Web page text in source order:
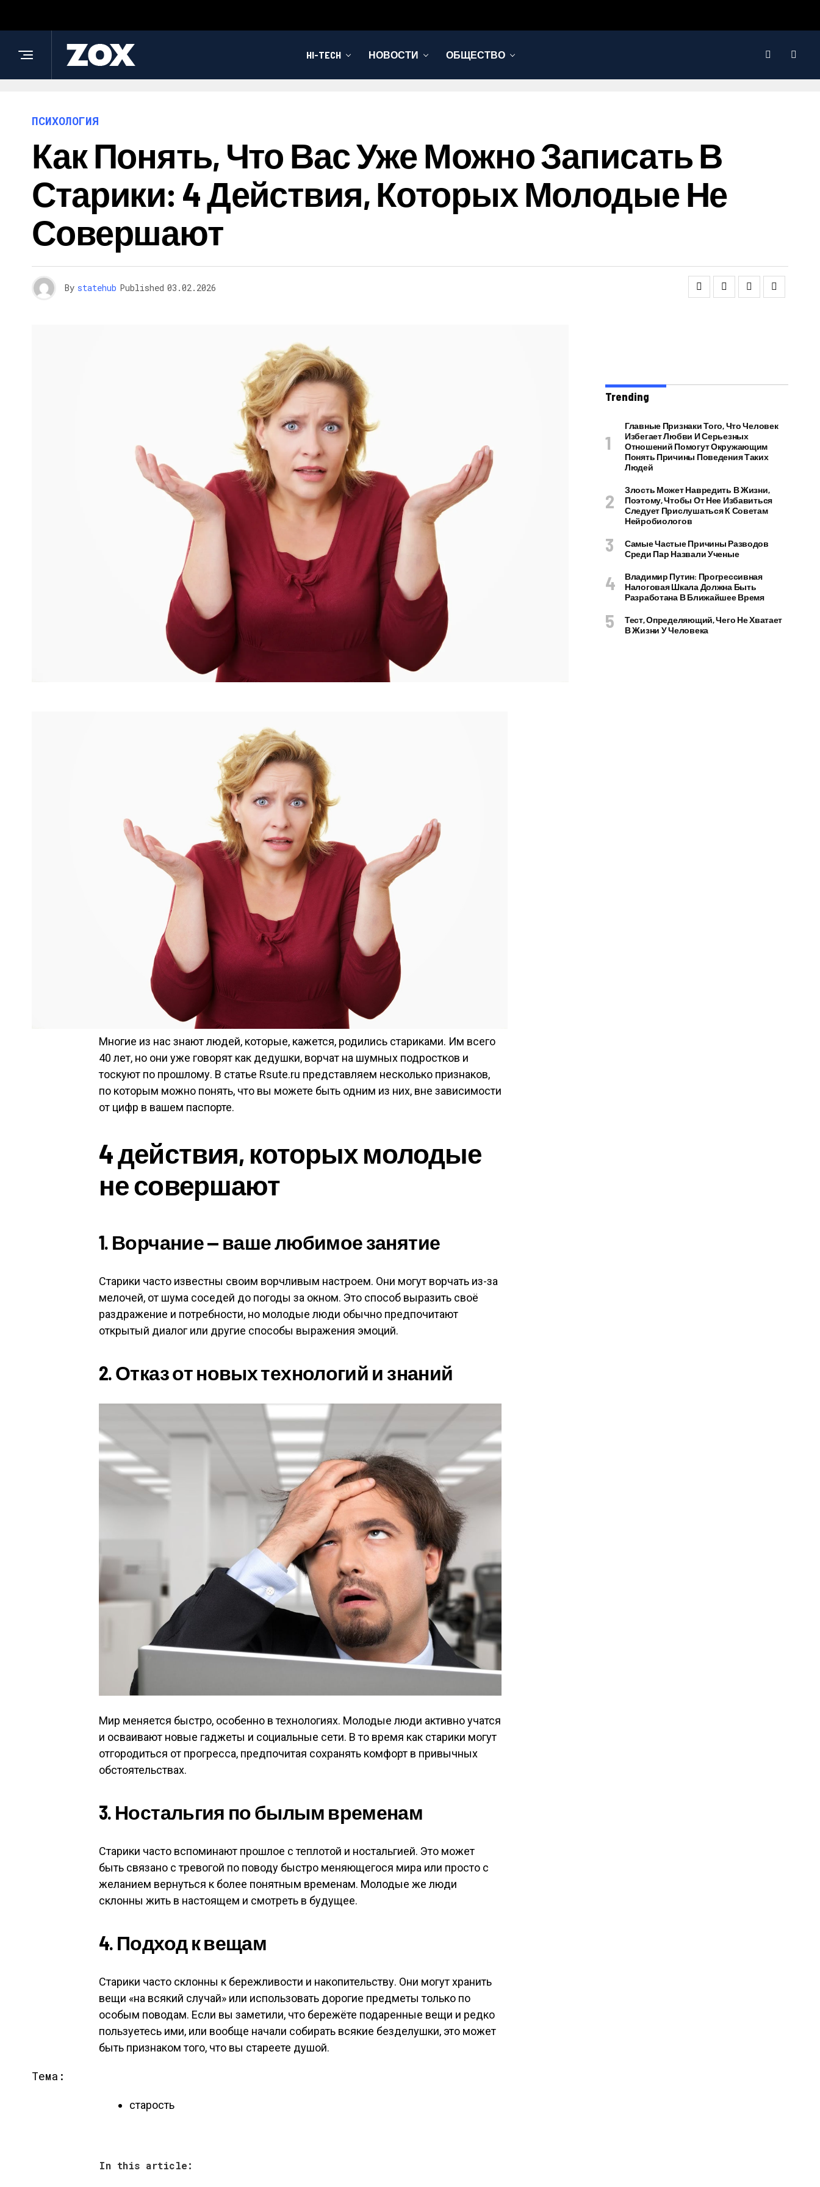
HI-TECH НОВОСТИ ОБЩЕСТВО
ПСИХОЛОГИЯ
Как Понять, Что Вас Уже Можно Записать В
Старики: 4 Действия, Которых Молодые Не
Совершают
By statehub Published 03.02.2026
Многие из нас знают людей, которые, кажется, родились стариками. Им всего
40 лет, но они уже говорят как дедушки, ворчат на шумных подростков и
тоскуют по прошлому. В статье Rsute.ru представляем несколько признаков,
по которым можно понять, что вы можете быть одним из них, вне зависимости
от цифр в вашем паспорте.
4 действия, которых молодые
не совершают
1. Ворчание — ваше любимое занятие
Старики часто известны своим ворчливым настроем. Они могут ворчать из-за
мелочей, от шума соседей до погоды за окном. Это способ выразить своё
раздражение и потребности, но молодые люди обычно предпочитают
открытый диалог или другие способы выражения эмоций.
2. Отказ от новых технологий и знаний
Мир меняется быстро, особенно в технологиях. Молодые люди активно учатся
и осваивают новые гаджеты и социальные сети. В то время как старики могут
отгородиться от прогресса, предпочитая сохранять комфорт в привычных
обстоятельствах.
3. Ностальгия по былым временам
Старики часто вспоминают прошлое с теплотой и ностальгией. Это может
быть связано с тревогой по поводу быстро меняющегося мира или просто с
желанием вернуться к более понятным временам. Молодые же люди
склонны жить в настоящем и смотреть в будущее.
4. Подход к вещам
Старики часто склонны к бережливости и накопительству. Они могут хранить
вещи «на всякий случай» или использовать дорогие предметы только по
особым поводам. Если вы заметили, что бережёте подаренные вещи и редко
пользуетесь ими, или вообще начали собирать всякие безделушки, это может
быть признаком того, что вы стареете душой.
Тема:
старость
In this article:
Trending
Главные Признаки Того, Что Человек
Избегает Любви И Серьезных
Отношений Помогут Окружающим
Понять Причины Поведения Таких
Людей
Злость Может Навредить В Жизни,
Поэтому, Чтобы От Нее Избавиться
Следует Прислушаться К Советам
Нейробиологов
Самые Частые Причины Разводов
Среди Пар Назвали Ученые
Владимир Путин: Прогрессивная
Налоговая Шкала Должна Быть
Разработана В Ближайшее Время
Тест, Определяющий, Чего Не Хватает
В Жизни У Человека